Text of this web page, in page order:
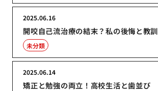
開咬自己流治療の結末？私の後悔と教訓
2025.06.16
未分類
矯正と勉強の両立！高校生活と歯並び
2025.06.14